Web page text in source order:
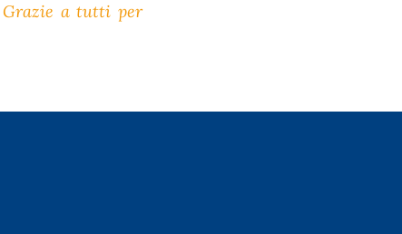
Grazie a tutti per